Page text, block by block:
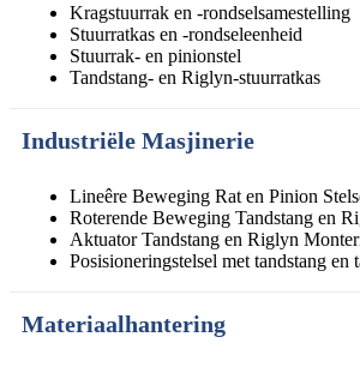
Kragstuurrak en -rondselsamestelling
Stuurratkas en -rondseleenheid
Stuurrak- en pinionstel
Tandstang- en Riglyn-stuurratkas
Industriële Masjinerie
Lineêre Beweging Rat en Pinion
Roterende Beweging Tandstang en
Aktuator Tandstang en Riglyn
Posisioneringstelsel met tandstang en
Materiaalhantering